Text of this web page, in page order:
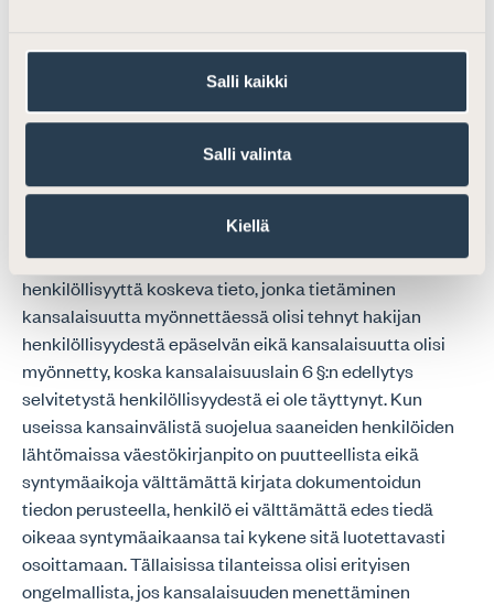
Salli kaikki
Salli valinta
Kiellä
asua Suomessa useita vuosia jo ennen kansalaisuuden
Hallinto- ja oikeuskäytännössä kansalaisuuden on
voinut kansalaisuuslain 33 §:n perusteella menettää
esimerkiksi sillä perusteella, että henkilö on yrittänyt
muuttaa syntymäaikaansa kansalaisuuden saamisen
jälkeen. Tällöin on vakiintuneesti tulkittu, että
syntymäaikaa koskeva tieto on ollut sellainen
henkilöllisyyttä koskeva tieto, jonka tietäminen
kansalaisuutta myönnettäessä olisi tehnyt hakijan
henkilöllisyydestä epäselvän eikä kansalaisuutta olisi
myönnetty, koska kansalaisuuslain 6 §:n edellytys
selvitetystä henkilöllisyydestä ei ole täyttynyt. Kun
useissa kansainvälistä suojelua saaneiden henkilöiden
lähtömaissa väestökirjanpito on puutteellista eikä
syntymäaikoja välttämättä kirjata dokumentoidun
tiedon perusteella, henkilö ei välttämättä edes tiedä
oikeaa syntymäaikaansa tai kykene sitä luotettavasti
osoittamaan. Tällaisissa tilanteissa olisi erityisen
ongelmallista, jos kansalaisuuden menettäminen